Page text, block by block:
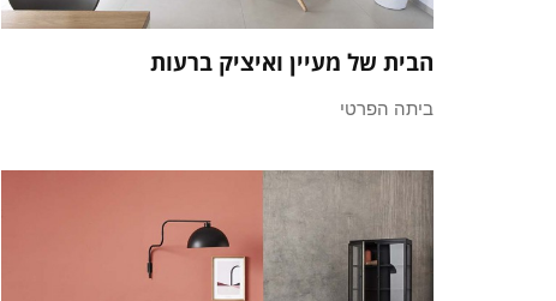
הבית של מעיין ואיציק ברעות
ביתה הפרטי